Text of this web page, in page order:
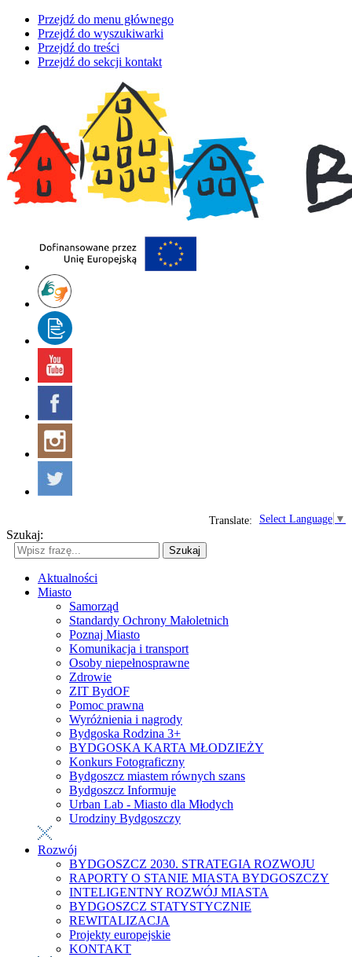
Przejdź do menu głównego
Przejdź do wyszukiwarki
Przejdź do treści
Przejdź do sekcji kontakt
Select Language ▼
Translate:
Szukaj:
Szukaj
Aktualności
Miasto
Samorząd
Standardy Ochrony Małoletnich
Poznaj Miasto
Komunikacja i transport
Osoby niepełnosprawne
Zdrowie
ZIT BydOF
Pomoc prawna
Wyróżnienia i nagrody
Bydgoska Rodzina 3+
BYDGOSKA KARTA MŁODZIEŻY
Konkurs Fotograficzny
Bydgoszcz miastem równych szans
Bydgoszcz Informuje
Urban Lab - Miasto dla Młodych
Urodziny Bydgoszczy
Rozwój
BYDGOSZCZ 2030. STRATEGIA ROZWOJU
RAPORTY O STANIE MIASTA BYDGOSZCZY
INTELIGENTNY ROZWÓJ MIASTA
BYDGOSZCZ STATYSTYCZNIE
REWITALIZACJA
Projekty europejskie
KONTAKT